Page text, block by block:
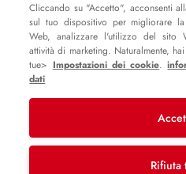
Impostazione dei cookie
Informative sulla privacy
Policy Whistleblowing
© 2007 – 2026 eismann s.r.l.
Cliccando su "Accetto", acconsenti
sul tuo dispositivo per migliorare
Web, analizzare l'utilizzo del sito
attività di marketing. Naturalmente,
tue> Impostazioni dei cookie.
dati
Rifiuta